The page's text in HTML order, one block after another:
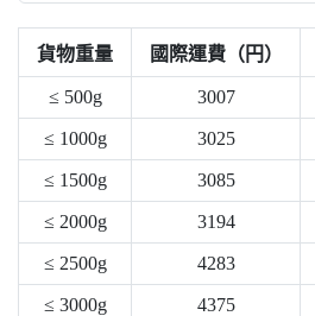
貨物重量 國際運費（円）
≤ 500g 3007
≤ 1000g 3025
≤ 1500g 3085
≤ 2000g 3194
≤ 2500g 4283
≤ 3000g 4375